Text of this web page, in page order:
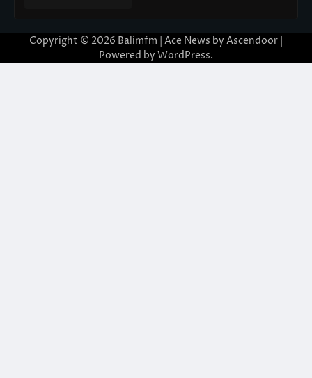
Copyright © 2026 Balimfm | Ace News by Ascendoor
Powered by WordPress.